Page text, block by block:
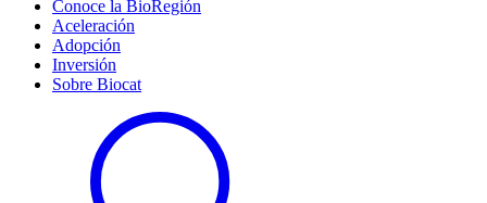
Conoce la BioRegión
Aceleración
Adopción
Inversión
Sobre Biocat